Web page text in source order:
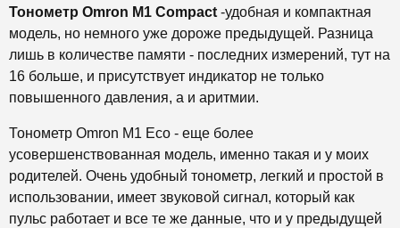
Тонометр Omron M1 Compact -удобная и компактная
модель, но немного уже дороже предыдущей. Разница
лишь в количестве памяти - последних измерений, тут на
16 больше, и присутствует индикатор не только
повышенного давления, а и аритмии.
Тонометр Omron M1 Eco - еще более
усовершенствованная модель, именно такая и у моих
родителей. Очень удобный тонометр, легкий и простой в
использовании, имеет звуковой сигнал, который как
пульс работает и все те же данные, что и у предыдущей